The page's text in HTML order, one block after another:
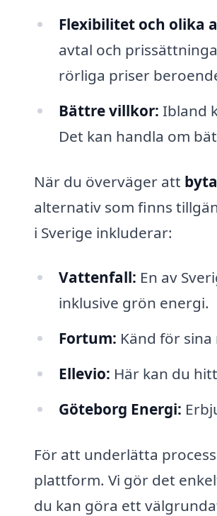
Flexibilitet och olika
avtal och
rörliga priser
Bättre villkor: Ibland
Det kan handla om
När du överväger att
alternativ som finns
i Sverige inkluderar:
Vattenfall: En av
inklusive grön energi.
Fortum: Känd för
Ellevio: Här kan du
Göteborg Energi:
För att underlätta
plattform. Vi gör det
du kan göra ett